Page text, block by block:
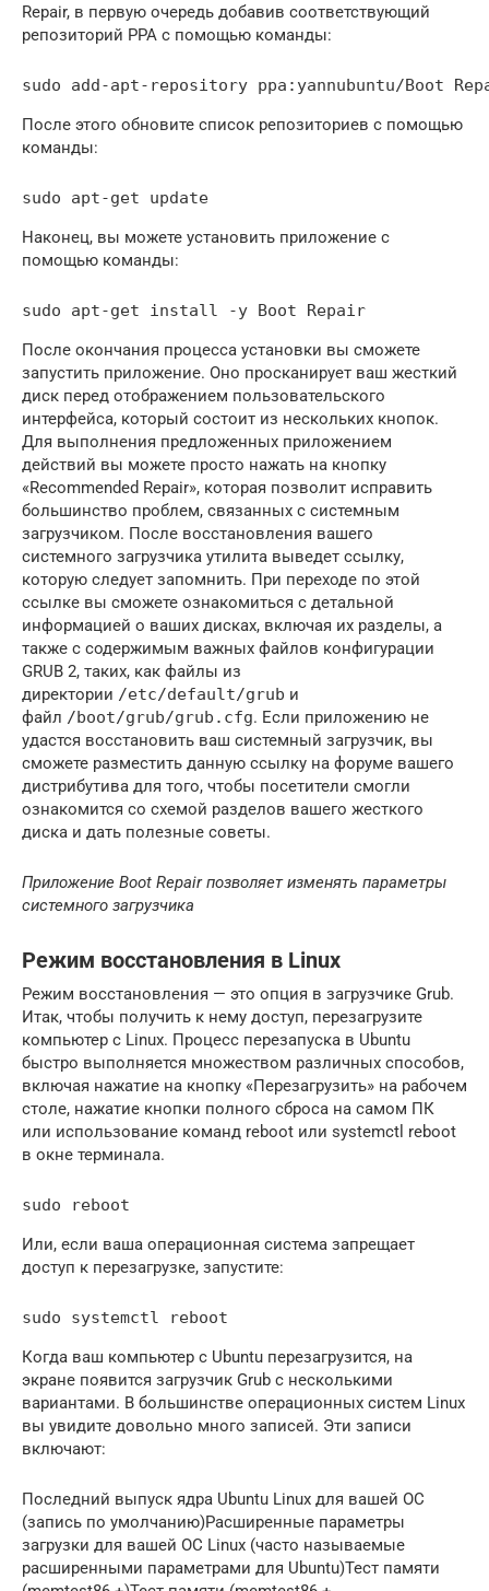
Repair, в первую очередь добавив соответствующий
репозиторий PPA с помощью команды:
После этого обновите список репозиториев с помощью
команды:
Наконец, вы можете установить приложение с
помощью команды:
После окончания процесса установки вы сможете
запустить приложение. Оно просканирует ваш жесткий
диск перед отображением пользовательского
интерфейса, который состоит из нескольких кнопок.
Для выполнения предложенных приложением
действий вы можете просто нажать на кнопку
«Recommended Repair», которая позволит исправить
большинство проблем, связанных с системным
загрузчиком. После восстановления вашего
системного загрузчика утилита выведет ссылку,
которую следует запомнить. При переходе по этой
ссылке вы сможете ознакомиться с детальной
информацией о ваших дисках, включая их разделы, а
также с содержимым важных файлов конфигурации
GRUB 2, таких, как файлы из
директории /etc/default/grub и
файл /boot/grub/grub.cfg. Если приложению не
удастся восстановить ваш системный загрузчик, вы
сможете разместить данную ссылку на форуме вашего
дистрибутива для того, чтобы посетители смогли
ознакомится со схемой разделов вашего жесткого
диска и дать полезные советы.
Приложение Boot Repair позволяет изменять параметры
системного загрузчика
Режим восстановления в Linux
Режим восстановления — это опция в загрузчике Grub.
Итак, чтобы получить к нему доступ, перезагрузите
компьютер с Linux. Процесс перезапуска в Ubuntu
быстро выполняется множеством различных способов,
включая нажатие на кнопку «Перезагрузить» на рабочем
столе, нажатие кнопки полного сброса на самом ПК
или использование команд reboot или systemctl reboot
в окне терминала.
sudo reboot
Или, если ваша операционная система запрещает
доступ к перезагрузке, запустите:
sudo systemctl reboot
Когда ваш компьютер с Ubuntu перезагрузится, на
экране появится загрузчик Grub с несколькими
вариантами. В большинстве операционных систем Linux
вы увидите довольно много записей. Эти записи
включают:
Последний выпуск ядра Ubuntu Linux для вашей ОС
(запись по умолчанию)Расширенные параметры
загрузки для вашей ОС Linux (часто называемые
расширенными параметрами для Ubuntu)Тест памяти